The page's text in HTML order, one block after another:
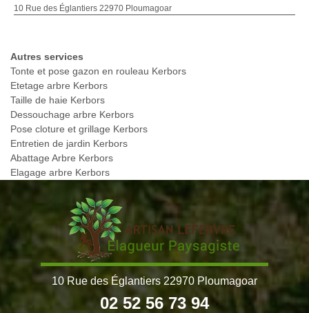
10 Rue des Églantiers 22970 Ploumagoar
Autres services
Tonte et pose gazon en rouleau Kerbors
Etetage arbre Kerbors
Taille de haie Kerbors
Dessouchage arbre Kerbors
Pose cloture et grillage Kerbors
Entretien de jardin Kerbors
Abattage Arbre Kerbors
Elagage arbre Kerbors
10 Rue des Églantiers 22970 Ploumagoar
02 52 56 73 94